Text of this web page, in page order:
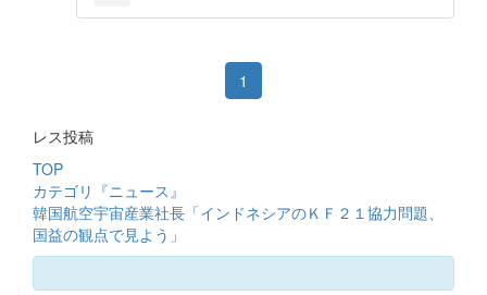
1
レス投稿
TOP
カテゴリ『ニュース』
韓国航空宇宙産業社長「インドネシアのＫＦ２１協力問題、
国益の観点で見よう」